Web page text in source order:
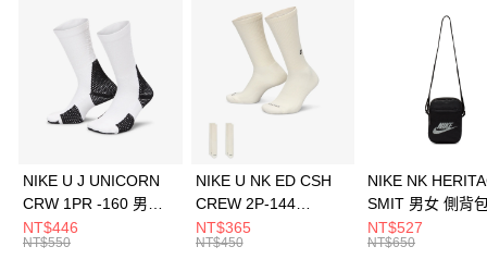
3 期 0 利率 每期 21家銀行
合作金庫商業銀行
第一商業銀行
華南商業銀行
彰化商業銀行
上海商業儲蓄銀行
元大商業銀行
Apple Pay
全盈+PAY
AFTEE先享後付
NIKE U J UNICORN
CRW 1PR -160 男女
中統襪 FZ3393100
NT$446
NT$550
NIKE U NK ED CSH
CREW 2P-144
EMBRDY 男女 短統襪
FZ3073133
NT$365
NT$450
NIKE NK
SMIT 男女 側背
BA5871010
NT$527
NT$650